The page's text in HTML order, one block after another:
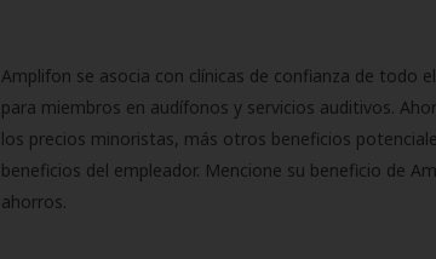
Amplifon se asocia con clínicas de confianza de todo
para miembros en audífonos y servicios auditivos.
los precios minoristas, más otros beneficios
beneficios del empleador. Mencione su beneficio de
ahorros.